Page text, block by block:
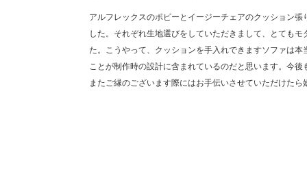
アルフレックスのポピーとイージーチェアのクッション
した。それぞれ生地選びをしていただきまして、とても
た。こうやって、クッションを手入れできますソファは本
ことが制作時の設計に含まれているのだと思います。今
またご縁のございます際にはお手伝いさせていただけたら